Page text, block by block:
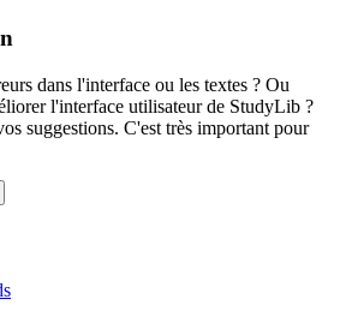
dans l'interface ou les textes ? Ou
l'interface utilisateur de StudyLib ?
suggestions. C'est très important pour